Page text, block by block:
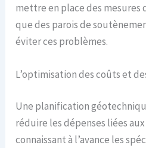
mettre en place des
que des parois de
éviter ces problèmes.
L’optimisation des coûts et
Une planification
réduire les dépenses liées
connaissant à l’avance les